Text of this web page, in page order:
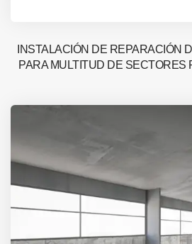
INSTALACIÓN DE REPARACIÓN
PARA MULTITUD DE SECTORES